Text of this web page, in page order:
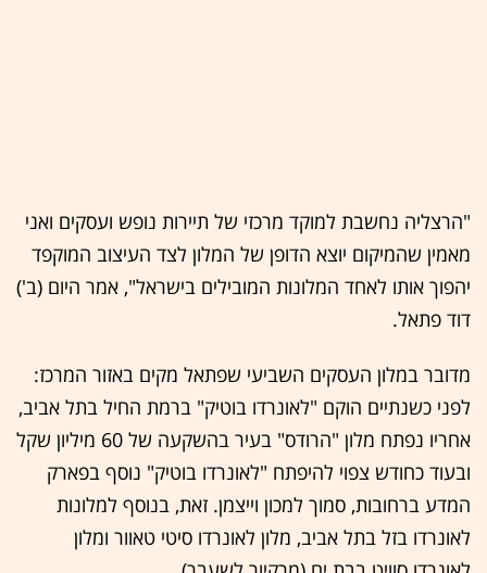
"הרצליה נחשבת למוקד מרכזי של תיירות נופש ועסקים ואני
מאמין שהמיקום יוצא הדופן של המלון לצד העיצוב המוקפד
יהפוך אותו לאחד המלונות המובילים בישראל", אמר היום (ב')
דוד פתאל.
מדובר במלון העסקים השביעי שפתאל מקים באזור המרכז:
לפני כשנתיים הוקם "לאונרדו בוטיק" ברמת החיל בתל אביב,
אחריו נפתח מלון "הרודס" בעיר בהשקעה של 60 מיליון שקל
ובעוד כחודש צפוי להיפתח "לאונרדו בוטיק" נוסף בפארק
המדע ברחובות, סמוך למכון וייצמן. זאת, בנוסף למלונות
לאונרדו בזל בתל אביב, מלון לאונרדו סיטי טאוור ומלון